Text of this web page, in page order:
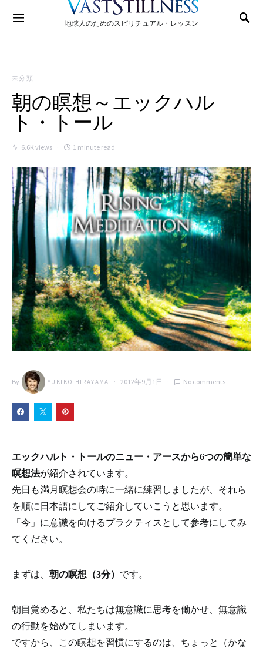
地球人のためのスピリチュアル・レッスン
Search for:
未分類
朝の瞑想～エックハル
ト・トール
6.6K views 1 minute read
By YUKIKO HIRAYAMA 2012年9月1日 No comments
エックハルト・トールのニュー・アースから6つの簡単な
瞑想法が紹介されています。
先日も満月瞑想会の時に一緒に練習しましたが、それら
を順に日本語にしてご紹介していこうと思います。
「今」に意識を向けるプラクティスとして参考にしてみ
てください。
まずは、 朝の瞑想（3分） です。
朝目覚めると、私たちは無意識に思考を働かせ、無意識
の行動を始めてしまいます。
ですから、この瞑想を習慣にするのは、ちょっと（かな